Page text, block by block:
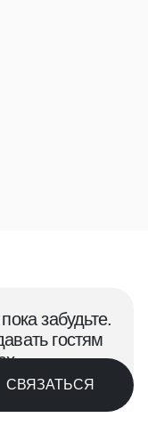
забудьте.
гостям
СВЯЗАТЬСЯ